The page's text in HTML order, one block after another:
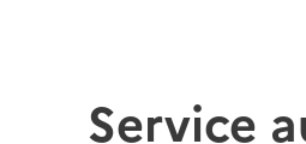
Service